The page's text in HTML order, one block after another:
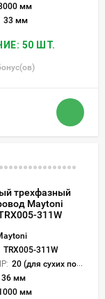
мм
33 мм
50 ШТ.
трехфазный
Maytoni
311W
TRX005-311W
20 (для сухих пом.)
36 мм
мм